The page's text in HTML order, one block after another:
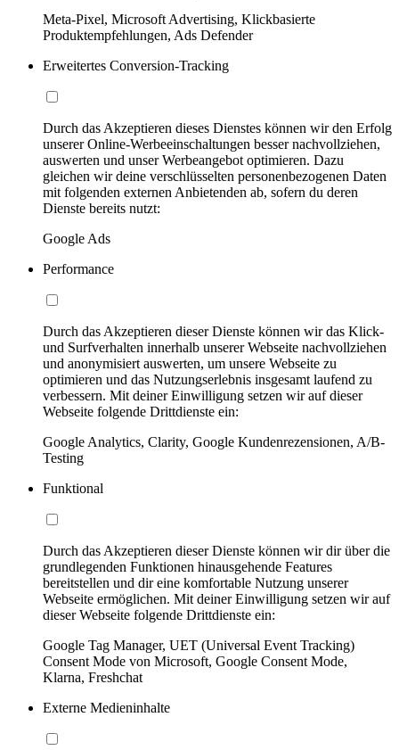
Meta-Pixel, Microsoft Advertising, Klickbasierte
Produktempfehlungen, Ads Defender
Erweitertes Conversion-Tracking
Durch das Akzeptieren dieses Dienstes können wir den Erfolg
unserer Online-Werbeeinschaltungen besser nachvollziehen,
auswerten und unser Werbeangebot optimieren. Dazu
gleichen wir deine verschlüsselten personenbezogenen Daten
mit folgenden externen Anbietenden ab, sofern du deren
Dienste bereits nutzt:
Google Ads
Performance
Durch das Akzeptieren dieser Dienste können wir das Klick-
und Surfverhalten innerhalb unserer Webseite nachvollziehen
und anonymisiert auswerten, um unsere Webseite zu
optimieren und das Nutzungserlebnis insgesamt laufend zu
verbessern. Mit deiner Einwilligung setzen wir auf dieser
Webseite folgende Drittdienste ein:
Google Analytics, Clarity, Google Kundenrezensionen, A/B-
Testing
Funktional
Durch das Akzeptieren dieser Dienste können wir dir über die
grundlegenden Funktionen hinausgehende Features
bereitstellen und dir eine komfortable Nutzung unserer
Webseite ermöglichen. Mit deiner Einwilligung setzen wir auf
dieser Webseite folgende Drittdienste ein:
Google Tag Manager, UET (Universal Event Tracking)
Consent Mode von Microsoft, Google Consent Mode,
Klarna, Freshchat
Externe Medieninhalte